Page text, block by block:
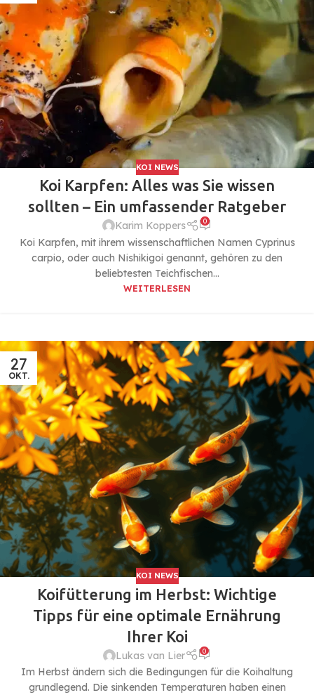
KOI NEWS
Koi Karpfen: Alles was Sie wissen
sollten – Ein umfassender Ratgeber
Karim Koppers 0
Koi Karpfen, mit ihrem wissenschaftlichen Namen Cyprinus
carpio, oder auch Nishikigoi genannt, gehören zu den
beliebtesten Teichfischen...
WEITERLESEN
27
OKT.
KOI NEWS
Koifütterung im Herbst: Wichtige
Tipps für eine optimale Ernährung
Ihrer Koi
Lukas van Lier 0
Im Herbst ändern sich die Bedingungen für die Koihaltung
grundlegend. Die sinkenden Temperaturen haben einen